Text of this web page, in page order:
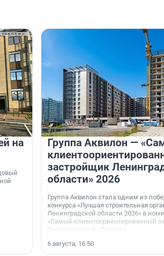
на
Группа Аквилон —
застройщик
области» 2026
Группа Аквилон стала одним из
конкурса «Лучшая строительная
Ленинградской области 2026» в
«Самый клиентоориентированный
Ленинградской области».
6 августа, 16:50